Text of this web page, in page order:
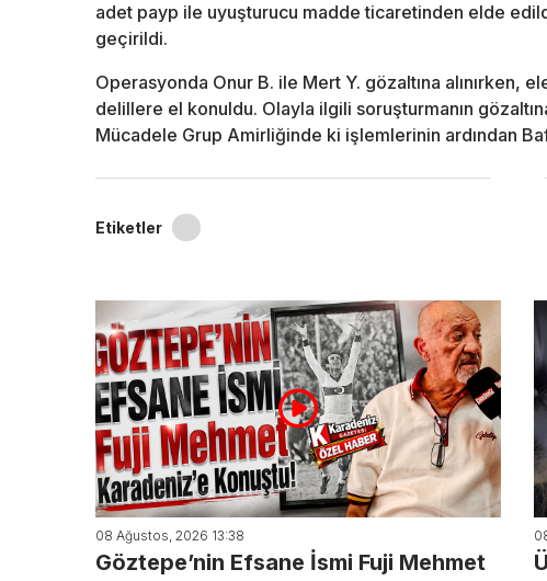
adet payp ile uyuşturucu madde ticaretinden elde
geçirildi.
Operasyonda Onur B. ile Mert Y. gözaltına
delillere el konuldu. Olayla ilgili soruşturmanın
Mücadele Grup Amirliğinde ki işlemlerinin ardından
Etiketler
08 Ağustos, 2026 13:38
Göztepe’nin Efsane İsmi Fuji Mehmet